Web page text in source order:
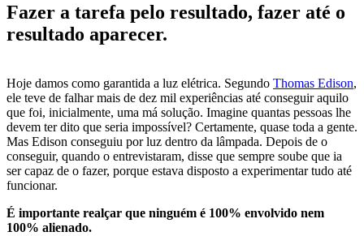
Fazer a tarefa pelo resultado, fazer até o
resultado aparecer.
Hoje damos como garantida a luz elétrica. Segundo Thomas Edison,
ele teve de falhar mais de dez mil experiências até conseguir aquilo
que foi, inicialmente, uma má solução. Imagine quantas pessoas lhe
devem ter dito que seria impossível? Certamente, quase toda a gente.
Mas Edison conseguiu por luz dentro da lâmpada. Depois de o
conseguir, quando o entrevistaram, disse que sempre soube que ia
ser capaz de o fazer, porque estava disposto a experimentar tudo até
funcionar.
É importante realçar que ninguém é 100% envolvido nem
100% alienado.